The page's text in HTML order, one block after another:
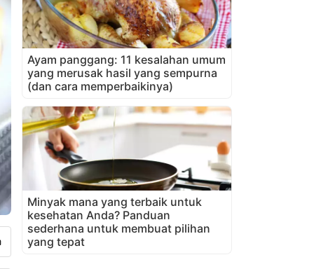
Ayam panggang: 11 kesalahan umum
yang merusak hasil yang sempurna
(dan cara memperbaikinya)
Minyak mana yang terbaik untuk
kesehatan Anda? Panduan
sederhana untuk membuat pilihan
yang tepat